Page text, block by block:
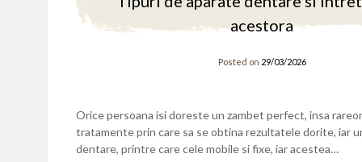
acestora
Posted on 29/03/2026
Orice persoana isi doreste un zambet perfect, insa
tratamente prin care sa se obtina rezultatele dorite, iar
dentare, printre care cele mobile si fixe, iar acestea…